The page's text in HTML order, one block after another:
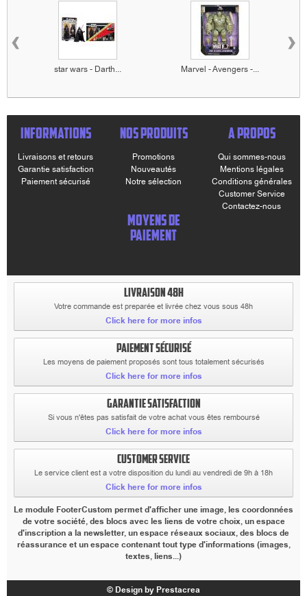
star wars - Darth... Marvel - Avengers -...
‹ ›
INFORMATIONS
Livraisons et retours
Garantie satisfaction
Paiement sécurisé
NOS PRODUITS
Promotions
Nouveautés
Notre sélection
A PROPOS
Qui sommes-nous
Mentions légales
Conditions générales
Customer Service
Contactez-nous
MOYENS DE
PAIEMENT
LIVRAISON 48H
Votre commande est preparée et livrée chez vous sous 48h
Click here for more infos
PAIEMENT SÉCURISÉ
Les moyens de paiement proposés sont tous totalement sécurisés
Click here for more infos
GARANTIE SATISFACTION
Si vous n'êtes pas satisfait de votre achat vous êtes remboursé
Click here for more infos
CUSTOMER SERVICE
Le service client est a votre disposition du lundi au vendredi de 9h à 18h
Click here for more infos
Le module FooterCustom permet d'afficher une image, les coordonnées
de votre société, des blocs avec les liens de votre choix, un espace
d'inscription a la newsletter, un espace réseaux sociaux, des blocs de
réassurance et un espace contenant tout type d'informations (images,
textes, liens...)
© Design by Prestacrea